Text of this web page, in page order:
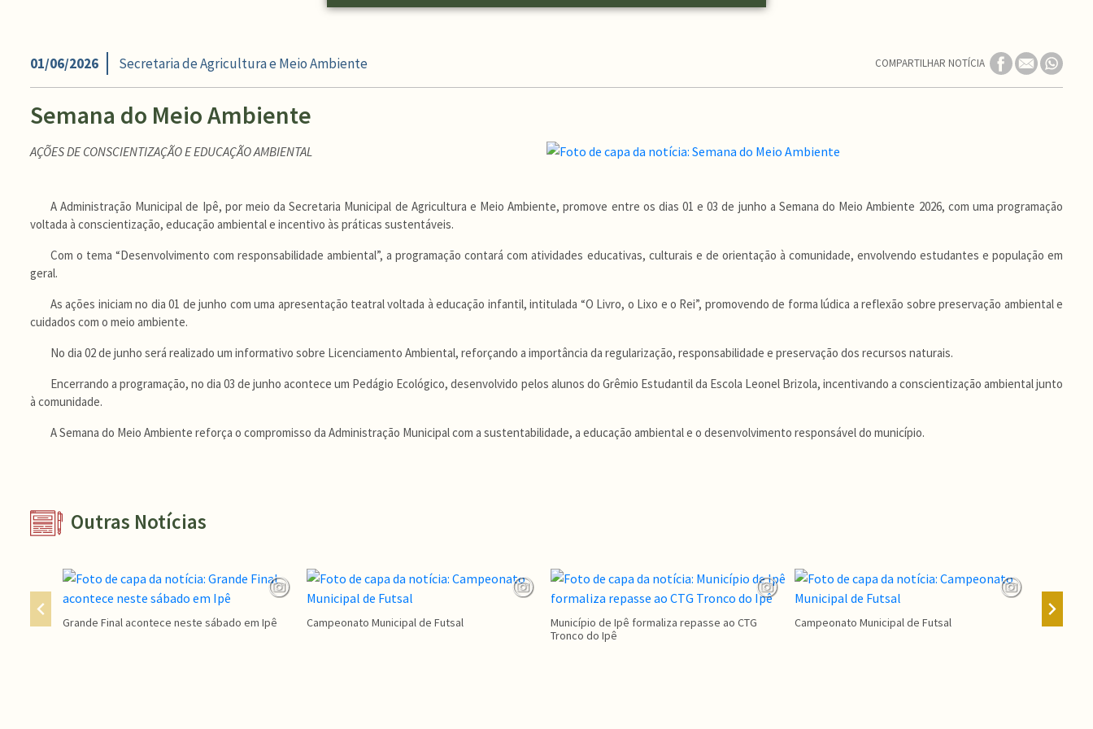
01/06/2026 Secretaria de Agricultura e Meio Ambiente COMPARTILHAR NOTÍCIA
Semana do Meio Ambiente
AÇÕES DE CONSCIENTIZAÇÃO E EDUCAÇÃO AMBIENTAL
A Administração Municipal de Ipê, por meio da Secretaria Municipal de Agricultura e Meio Ambiente, promove entre os dias 01 e 03 de junho a Semana do Meio Ambiente 2026, com uma programação
voltada à conscientização, educação ambiental e incentivo às práticas sustentáveis.
Com o tema “Desenvolvimento com responsabilidade ambiental”, a programação contará com atividades educativas, culturais e de orientação à comunidade, envolvendo estudantes e população em
geral.
As ações iniciam no dia 01 de junho com uma apresentação teatral voltada à educação infantil, intitulada “O Livro, o Lixo e o Rei”, promovendo de forma lúdica a reflexão sobre preservação ambiental e
cuidados com o meio ambiente.
No dia 02 de junho será realizado um informativo sobre Licenciamento Ambiental, reforçando a importância da regularização, responsabilidade e preservação dos recursos naturais.
Encerrando a programação, no dia 03 de junho acontece um Pedágio Ecológico, desenvolvido pelos alunos do Grêmio Estudantil da Escola Leonel Brizola, incentivando a conscientização ambiental junto
à comunidade.
A Semana do Meio Ambiente reforça o compromisso da Administração Municipal com a sustentabilidade, a educação ambiental e o desenvolvimento responsável do município.
Outras Notícias
Grande Final acontece neste sábado em Ipê Campeonato Municipal de Futsal
Município de Ipê formaliza repasse ao CTG
Tronco do Ipê
Campeonato Municipal de Futsal
Agosto